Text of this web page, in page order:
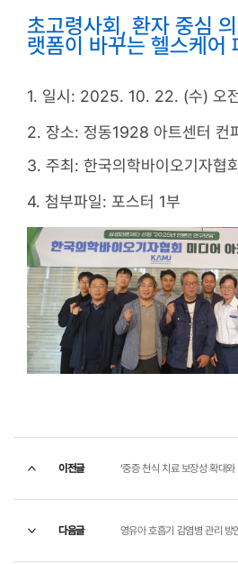
초고령사회, 환자 중심
랫폼이 바꾸는 헬스케어
1. 일시: 2025. 10. 22. (수) 오
2. 장소: 정동1928 아트센터 컨
3. 주최: 한국의학바이오기자협회
4. 첨부파일: 포스터 1부
이전글 ‘중증 천식 치료 보장성 확대
다음글 영유아 호흡기 감염병 관리 방